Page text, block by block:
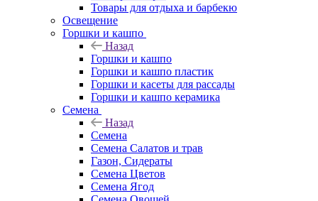
Товары для отдыха и барбекю
Освещение
Горшки и кашпо
Назад
Горшки и кашпо
Горшки и кашпо пластик
Горшки и касеты для рассады
Горшки и кашпо керамика
Семена
Назад
Семена
Семена Салатов и трав
Газон, Сидераты
Семена Цветов
Семена Ягод